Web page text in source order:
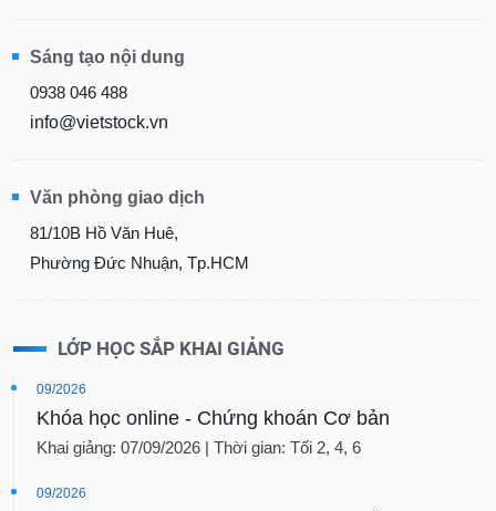
Sáng tạo nội dung
0938 046 488
info@vietstock.vn
Văn phòng giao dịch
81/10B Hồ Văn Huê,
Phường Đức Nhuận, Tp.HCM
LỚP HỌC SẮP KHAI GIẢNG
09/2026
Khóa học online - Chứng khoán Cơ bản
Khai giảng: 07/09/2026 | Thời gian: Tối 2, 4, 6
09/2026